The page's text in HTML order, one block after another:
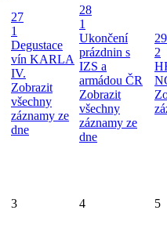
27
1
Degustace
vín KARLA
IV.
Zobrazit
všechny
záznamy ze
dne
28
1
Ukončení
prázdnin s
IZS a
armádou ČR
Zobrazit
všechny
záznamy ze
dne
29
2
3 4 5